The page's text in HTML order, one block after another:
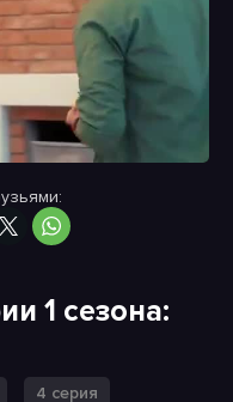
1 сезона:
4 серия